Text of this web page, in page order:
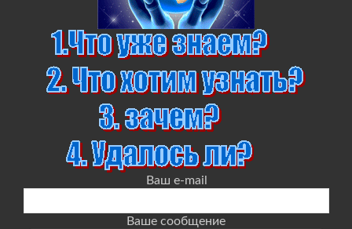
Ваш e-mail
Ваше сообщение